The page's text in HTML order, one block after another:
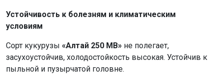
Устойчивость к болезням и климатическим
условиям
Сорт кукурузы «Алтай 250 МВ» не полегает,
засухоустойчив, холодостойкость высокая. Устойчив к
пыльной и пузырчатой головне.